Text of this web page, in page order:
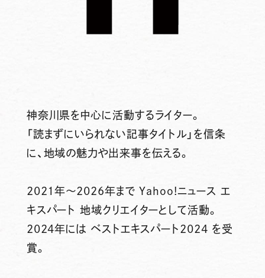
神奈川県を中心に活動するライター。
「読まずにいられない記事タイトル」を信条
に、地域の魅力や出来事を伝える。
2021年～2026年まで Yahoo!ニュース エ
キスパート 地域クリエイターとして活動。
2024年には ベストエキスパート2024 を受
賞。